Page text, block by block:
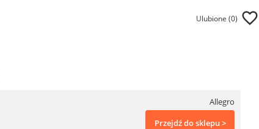
Ulubione (0)
Allegro
Przejdź do sklepu >